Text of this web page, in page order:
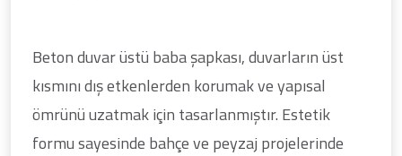
Beton duvar üstü baba şapkası, duvarların üst
kısmını dış etkenlerden korumak ve yapısal
ömrünü uzatmak için tasarlanmıştır. Estetik
formu sayesinde bahçe ve peyzaj projelerinde